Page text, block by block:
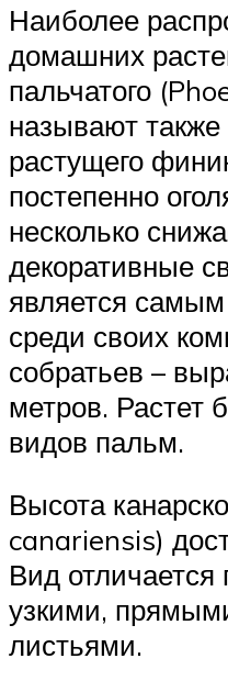
Наиболее
домашних
пальчатого
называют
растущего
постепенно
несколько
декоративные
является
среди своих
собратьев –
метров. Растет
видов пальм.
Высота
canariensis)
Вид
узкими,
листьями.